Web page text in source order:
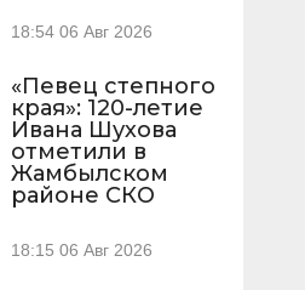
18:54 06 Авг 2026
«Певец степного
края»: 120-летие
Ивана Шухова
отметили в
Жамбылском
районе СКО
18:15 06 Авг 2026